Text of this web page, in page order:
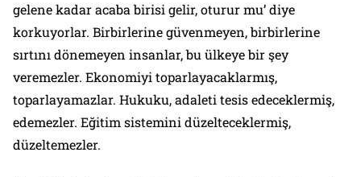
gelene kadar acaba birisi gelir, oturur mu’ diye
korkuyorlar. Birbirlerine güvenmeyen, birbirlerine
sırtını dönemeyen insanlar, bu ülkeye bir şey
veremezler. Ekonomiyi toparlayacaklarmış,
toparlayamazlar. Hukuku, adaleti tesis edeceklermiş,
edemezler. Eğitim sistemini düzelteceklermiş,
düzeltemezler.